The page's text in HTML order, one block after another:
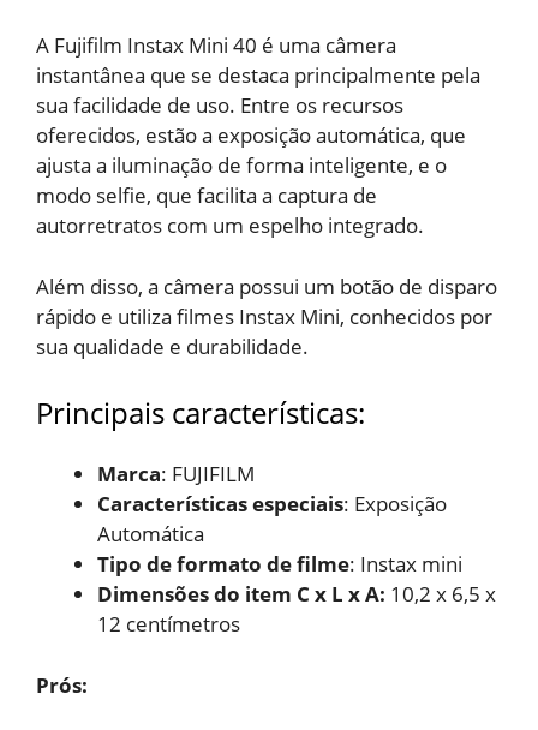
A Fujifilm Instax Mini 40 é uma câmera
instantânea que se destaca principalmente pela
sua facilidade de uso. Entre os recursos
oferecidos, estão a exposição automática, que
ajusta a iluminação de forma inteligente, e o
modo selfie, que facilita a captura de
autorretratos com um espelho integrado.
Além disso, a câmera possui um botão de disparo
rápido e utiliza filmes Instax Mini, conhecidos por
sua qualidade e durabilidade.
Principais características:
Marca: FUJIFILM
Características especiais: Exposição
Automática
Tipo de formato de filme: Instax mini
Dimensões do item C x L x A: 10,2 x 6,5 x
12 centímetros
Prós: